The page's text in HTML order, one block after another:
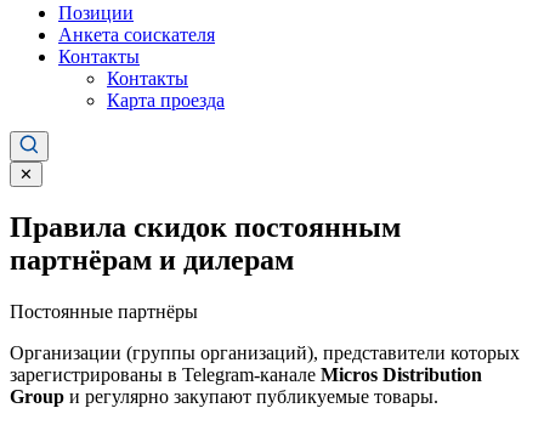
Позиции
Анкета соискателя
Контакты
Контакты
Карта проезда
✕
Правила скидок постоянным
партнёрам и дилерам
Постоянные партнёры
Организации (группы организаций), представители которых
зарегистрированы в Telegram-канале Micros Distribution
Group и регулярно закупают публикуемые товары.